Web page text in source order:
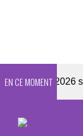
EN CE MOMENT2026 sur la